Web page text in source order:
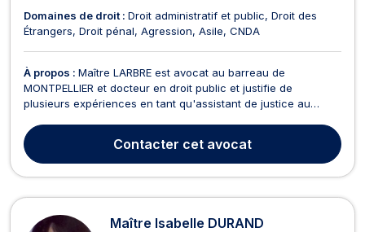
Domaines de droit : Droit administratif et public Droit des
Étrangers Droit pénal Agression Asile CNDA
À propos : Maître LARBRE est avocat au barreau de
MONTPELLIER et docteur en droit public et justifie de
plusieurs expériences en tant qu'assistant de justice au
également été enseignant à l'Université de Nanterre en droit
administratif et droit constitutionnel. Il intervien...
Contacter cet avocat
Maître Isabelle DURAND